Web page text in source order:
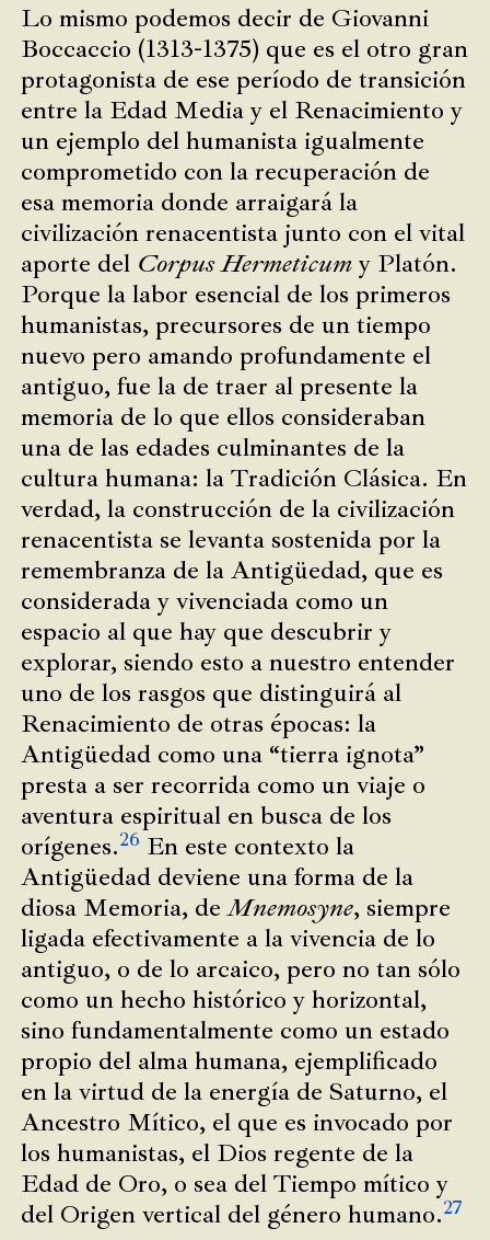
Lo mismo podemos decir de Giovanni
Boccaccio (1313-1375) que es el otro gran
protagonista de ese período de transición
entre la Edad Media y el Renacimiento y
un ejemplo del humanista igualmente
comprometido con la recuperación de
esa memoria donde arraigará la
civilización renacentista junto con el vital
aporte del Corpus Hermeticumy Platón.
Porque la labor esencial de los primeros
humanistas, precursores de un tiempo
nuevo pero amando profundamente el
antiguo, fue la de traer al presente la
memoria de lo que ellos consideraban
una de las edades culminantes de la
cultura humana: la Tradición Clásica. En
verdad, la construcción de la civilización
renacentista se levanta sostenida por la
remembranza de la Antigüedad, que es
considerada y vivenciada como un
espacio al que hay que descubrir y
explorar, siendo esto a nuestro entender
uno de los rasgos que distinguirá al
Renacimiento de otras épocas: la
Antigüedad como una “tierra ignota”
presta a ser recorrida como un viaje o
aventura espiritual en busca de los
orígenes.26 En este contexto la
Antigüedad deviene una forma de la
diosa Memoria, deMnemosyne, siempre
ligada efectivamente a la vivencia de lo
antiguo, o de lo arcaico, pero no tan sólo
como un hecho histórico y horizontal,
sino fundamentalmente como un estado
propio del alma humana, ejemplificado
en la virtud de la energía de Saturno, el
Ancestro Mítico, el que es invocado por
los humanistas, el Dios regente de la
Edad de Oro, o sea del Tiempo mítico y
del Origen vertical del género humano.27